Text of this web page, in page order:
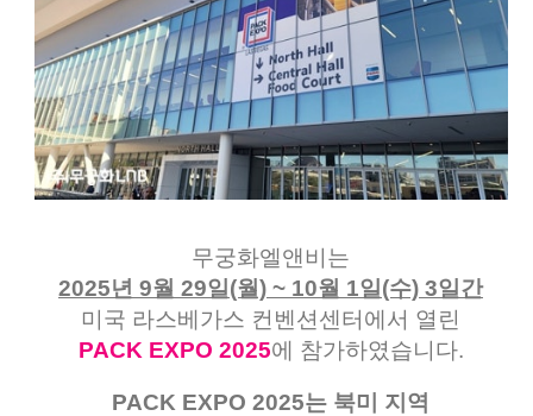
무궁화엘앤비는
2025년 9월 29일(월) ~ 10월 1일(수) 3일간
미국 라스베가스 컨벤션센터에서 열린
PACK EXPO 2025에 참가하였습니다.
PACK EXPO 2025는 북미 지역